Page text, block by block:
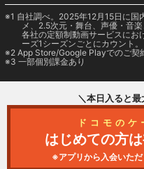
1 自社調べ。2025年12月15日に国
メ、2.5次元・舞台、声優・音
各社の定額制動画サービスにお
ーズ1シーズンごとにカウント。
2 App Store/Google Playでのご契
3 一部個別課金あり
＼本日入ると最
ドコモの
はじめての方
※アプリから入会いた